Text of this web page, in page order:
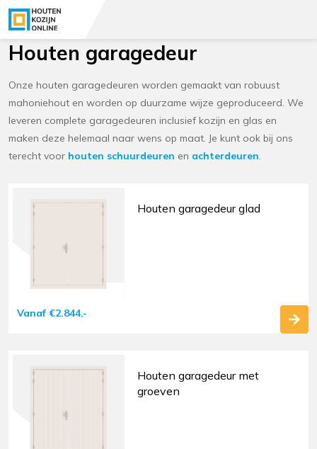
Houten garagedeur
Onze houten garagedeuren worden gemaakt van robuust
mahoniehout en worden op duurzame wijze geproduceerd. We
leveren complete garagedeuren inclusief kozijn en glas en
maken deze helemaal naar wens op maat. Je kunt ook bij ons
terecht voor houten schuurdeuren en achterdeuren.
Houten garagedeur glad
Vanaf €2.844,-
Houten garagedeur met
groeven